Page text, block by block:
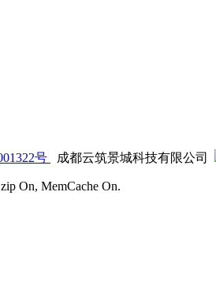
号 成都云筑景城科技有限公司
On, MemCache On.